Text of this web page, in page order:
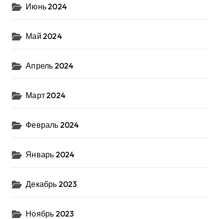
Июнь 2024
Май 2024
Апрель 2024
Март 2024
Февраль 2024
Январь 2024
Декабрь 2023
Ноябрь 2023